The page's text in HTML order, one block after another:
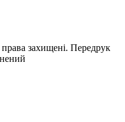
захищенi. Передрук